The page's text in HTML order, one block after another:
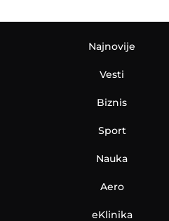
Najnovije
Vesti
Biznis
Sport
Nauka
Aero
eKlinika